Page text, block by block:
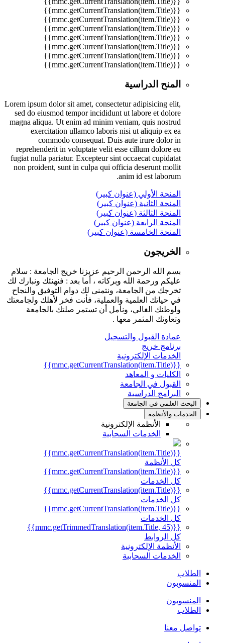
{{mmc.getCurrentTranslation(item.Title)}}
{{mmc.getCurrentTranslation(item.Title)}}
{{mmc.getCurrentTranslation(item.Title)}}
{{mmc.getCurrentTranslation(item.Title)}}
{{mmc.getCurrentTranslation(item.Title)}}
{{mmc.getCurrentTranslation(item.Title)}}
{{mmc.getCurrentTranslation(item.Title)}}
المنح الدراسية
Lorem ipsum dolor sit amet, consectetur adipisicing elit,
sed do eiusmod tempor incididunt ut labore et dolore
magna aliqua. Ut enim ad minim veniam, quis nostrud
exercitation ullamco laboris nisi ut aliquip ex ea
commodo consequat. Duis aute irure dolor in
reprehenderit in voluptate velit esse cillum dolore eu
fugiat nulla pariatur. Excepteur sint occaecat cupidatat
non proident, sunt in culpa qui officia deserunt mollit
anim id est laborum.
المنحة الأولي (عنوان كبير)
المنحة الثانية (عنوان كبير)
المنحة الثالثة (عنوان كبير)
المنحة الرابعة (عنوان كبير)
المنحة الخامسة (عنوان كبير)
الخريجون
بسم الله الرحمن الرحيم عزيزنا خريج الجامعة : سلام
عليكم ورحمة الله وبركاته ، أما بعد : فنهنئك ونبارك لك
تخرجك من الجامعة، ونتمنى لك دوام التوفيق والنجاح
في حياتك العلمية والعملية، فأنت فخر لأهلك ولجامعتك
ولوطنك الغالي، ونأمل أن تستمر صلتك بالجامعة
وتعاونك المثمر معها .
عمادة القبول والتسجيل
برنامج خريج
الخدمات الإلكترونية
{{mmc.getCurrentTranslation(item.Title)}}
الكليات و المعاهد
القبول في الجامعة
البرامج الدراسية
البحث العلمي في الجامعة
الخدمات والأنظمة
الأنظمة الإلكترونية
الخدمات السحابية
{{mmc.getCurrentTranslation(item.Title)}}
كل الأنظمة
{{mmc.getCurrentTranslation(item.Title)}}
كل الخدمات
{{mmc.getCurrentTranslation(item.Title)}}
كل الخدمات
{{mmc.getCurrentTranslation(item.Title)}}
كل الخدمات
{{mmc.getTrimmedTranslation(item.Title, 45)}}
كل الروابط
الأنظمة الإلكترونية
الخدمات السحابية
الطلاب
المنسوبون
المنسوبون
الطلاب
تواصل معنا